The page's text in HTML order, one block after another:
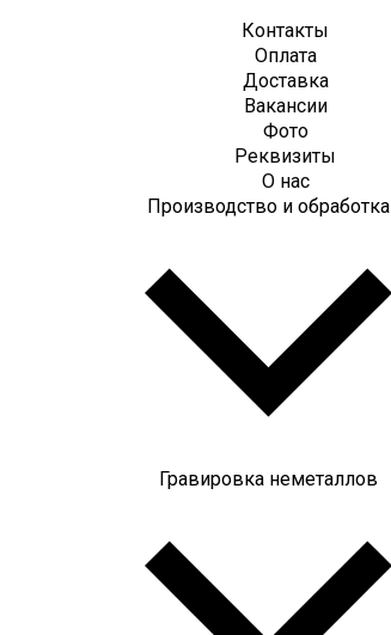
Контакты
Оплата
Доставка
Вакансии
Фото
Реквизиты
О нас
Производство и обработка
Гравировка неметаллов